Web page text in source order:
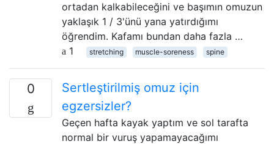
ortadan kalkabileceğini ve başımın omuzun
yaklaşık 1 / 3'ünü yana yatırdığımı
öğrendim. Kafamı bundan daha fazla …
1
stretching muscle-soreness spine
0
Sertleştirilmiş omuz için
egzersizler?
Geçen hafta kayak yaptım ve sol tarafta
normal bir vuruş yapamayacağımı